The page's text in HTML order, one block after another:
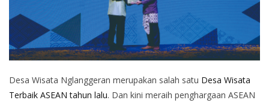
Desa Wisata Nglanggeran merupakan salah satu Desa Wisata
Terbaik ASEAN tahun lalu. Dan kini meraih penghargaan ASEAN